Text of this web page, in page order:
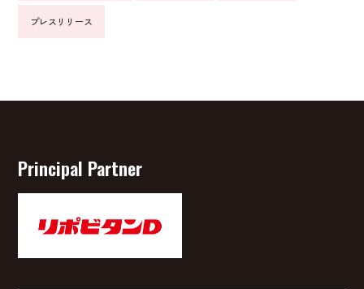
プレスリリース
Principal Partner